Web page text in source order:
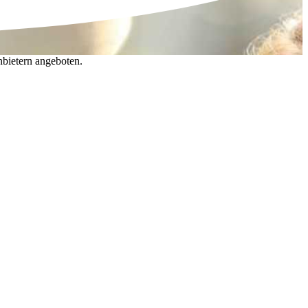
angeboten.